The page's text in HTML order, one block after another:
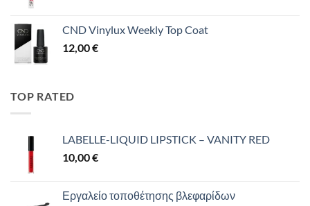
CND Vinylux Weekly Top Coat
12,00€
TOP RATED
LABELLE-LIQUID LIPSTICK – VANITY RED
10,00€
Εργαλείο τοποθέτησης βλεφαρίδων